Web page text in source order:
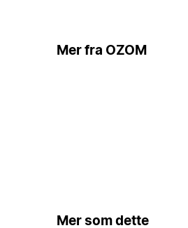
Mer fra OZOM
Mer som dette